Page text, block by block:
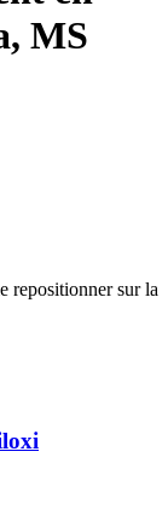
MS
repositionner sur la